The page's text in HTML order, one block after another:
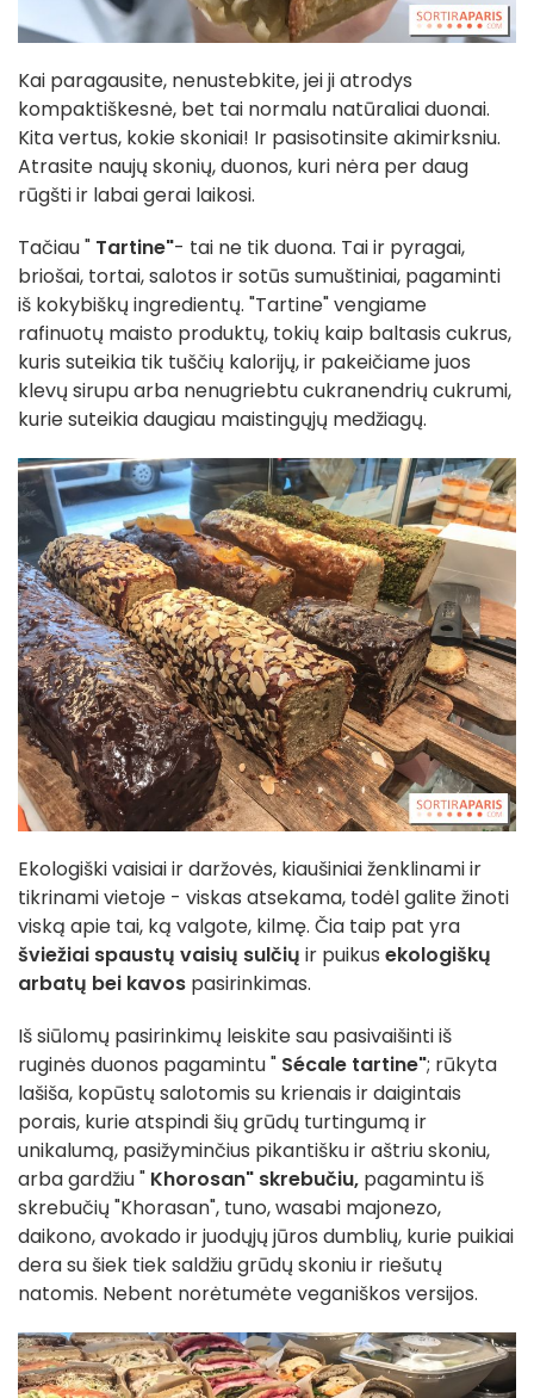
Kai paragausite, nenustebkite, jei ji atrodys
kompaktiškesnė, bet tai normalu natūraliai duonai.
Kita vertus, kokie skoniai! Ir pasisotinsite akimirksniu.
Atrasite naujų skonių, duonos, kuri nėra per daug
rūgšti ir labai gerai laikosi.
Tačiau " Tartine"- tai ne tik duona. Tai ir pyragai,
briošai, tortai, salotos ir sotūs sumuštiniai, pagaminti
iš kokybiškų ingredientų. "Tartine" vengiame
rafinuotų maisto produktų, tokių kaip baltasis cukrus,
kuris suteikia tik tuščių kalorijų, ir pakeičiame juos
klevų sirupu arba nenugriebtu cukranendrių cukrumi,
kurie suteikia daugiau maistingųjų medžiagų.
Ekologiški vaisiai ir daržovės, kiaušiniai ženklinami ir
tikrinami vietoje - viskas atsekama, todėl galite žinoti
viską apie tai, ką valgote, kilmę. Čia taip pat yra
šviežiai spaustų vaisių sulčių ir puikus ekologiškų
arbatų bei kavos pasirinkimas.
Iš siūlomų pasirinkimų leiskite sau pasivaišinti iš
ruginės duonos pagamintu " Sécale tartine"; rūkyta
lašiša, kopūstų salotomis su krienais ir daigintais
porais, kurie atspindi šių grūdų turtingumą ir
unikalumą, pasižyminčius pikantišku ir aštriu skoniu,
arba gardžiu " Khorosan" skrebučiu, pagamintu iš
skrebučių "Khorasan", tuno, wasabi majonezo,
daikono, avokado ir juodųjų jūros dumblių, kurie puikiai
dera su šiek tiek saldžiu grūdų skoniu ir riešutų
natomis. Nebent norėtumėte veganiškos versijos.